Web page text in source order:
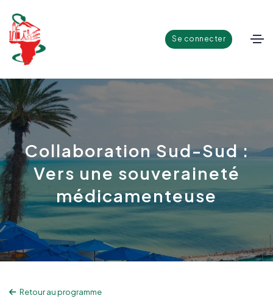
Se connecter
Collaboration Sud-Sud :
Vers une souveraineté
médicamenteuse
Retour au programme